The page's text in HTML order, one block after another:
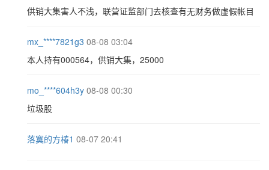
供销大集害人不浅，联营证监部门去核查有无财务做虚假帐目
mx_****7821g3 08-08 03:04
本人持有000564，供销大集，25000
mo_****604h3y 08-08 00:30
垃圾股
落寞的方椿1 08-07 20:41